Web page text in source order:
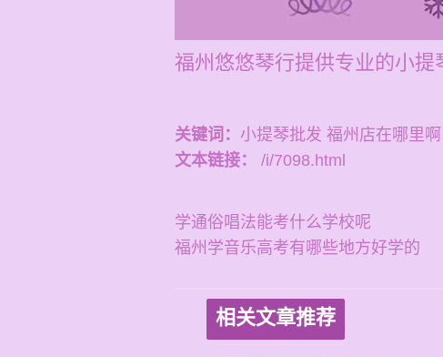
福州悠悠琴行提供专业的小提
关键词： 小提琴批发 福州店在哪里
文本链接：
/i/7098.html
学通俗唱法能考什么学校呢
福州学音乐高考有哪些地方好学的
相关文章推荐